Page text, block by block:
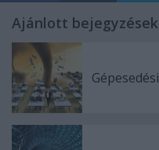
Ajánlott